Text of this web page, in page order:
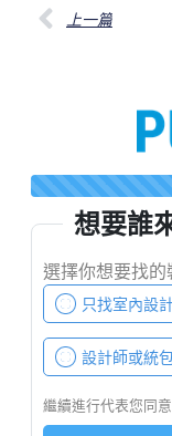
上一篇